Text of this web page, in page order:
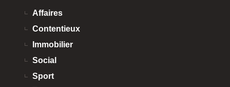
Affaires
Contentieux
Immobilier
Social
Sport